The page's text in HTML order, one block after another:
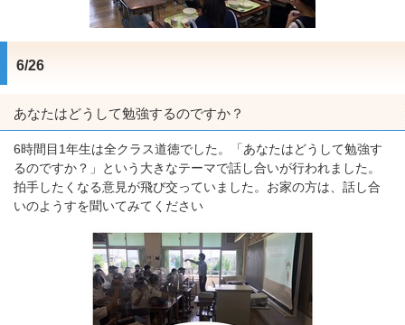
6/26
あなたはどうして勉強するのですか？
6時間目1年生は全クラス道徳でした。「あなたはどうして勉強す
るのですか？」という大きなテーマで話し合いが行われました。
拍手したくなる意見が飛び交っていました。お家の方は、話し合
いのようすを聞いてみてください